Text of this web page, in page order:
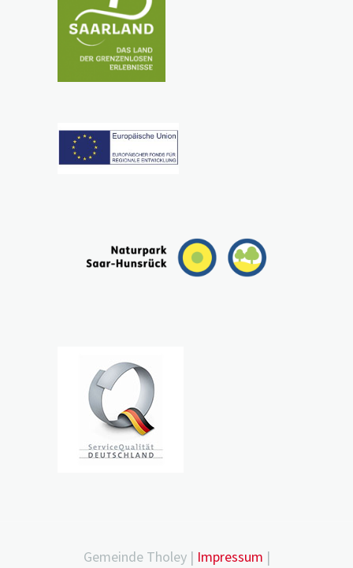
Gemeinde Tholey | Impressum |